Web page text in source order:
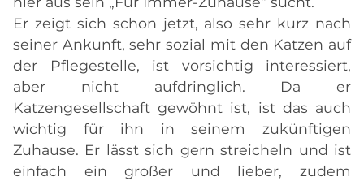
Er zeigt sich schon jetzt, also sehr kurz nach
seiner Ankunft, sehr sozial mit den Katzen auf
der Pflegestelle, ist vorsichtig interessiert,
aber nicht aufdringlich. Da er
Katzengesellschaft gewöhnt ist, ist das auch
wichtig für ihn in seinem zukünftigen
Zuhause. Er lässt sich gern streicheln und ist
einfach ein großer und lieber, zudem